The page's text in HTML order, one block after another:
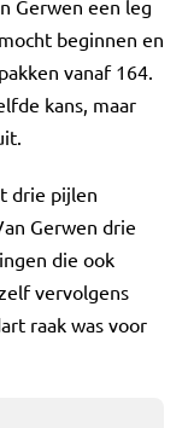
Gerwen een leg
beginnen en
vanaf 164.
kans, maar
drie pijlen
Gerwen drie
die ook
vervolgens
raak was voor